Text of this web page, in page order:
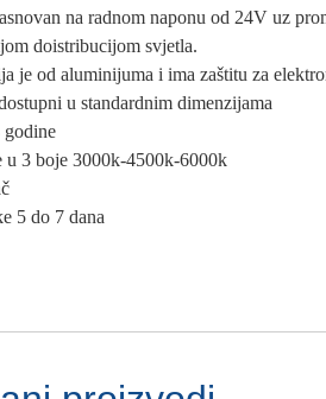
na radnom naponu od 24V uz
doistribucijom svjetla.
je od aluminijuma i ima zaštitu za
u standardnim dimenzijama
godine
u 3 boje 3000k-4500k-6000k
5 do 7 dana